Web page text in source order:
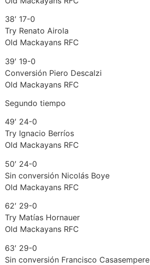
38′ 17-0
Try Renato Airola
Old Mackayans RFC
39′ 19-0
Conversión Piero Descalzi
Old Mackayans RFC
Segundo tiempo
49′ 24-0
Try Ignacio Berríos
Old Mackayans RFC
50′ 24-0
Sin conversión Nicolás Boye
Old Mackayans RFC
62′ 29-0
Try Matías Hornauer
Old Mackayans RFC
63′ 29-0
Sin conversión Francisco Casasempere